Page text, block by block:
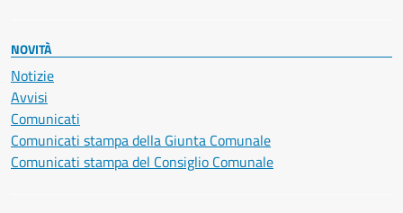
NOVITÀ
Notizie
Avvisi
Comunicati
Comunicati stampa della Giunta Comunale
Comunicati stampa del Consiglio Comunale